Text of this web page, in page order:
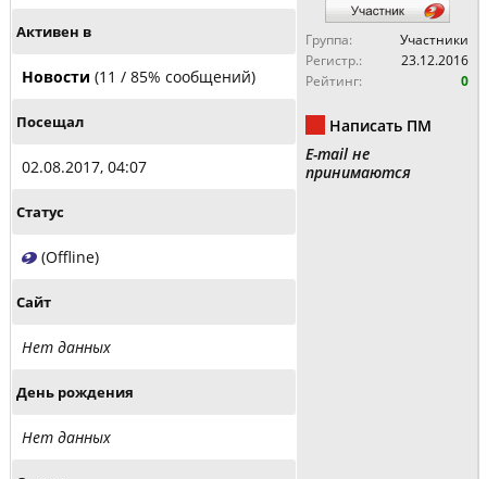
Группа:
Участники
Регистр.:
23.12.2016
Рейтинг:
0
Написать ПМ
E-mail не
принимаются
Активен в
Новости (11 / 85% сообщений)
Посещал
02.08.2017, 04:07
Статус
(Offline)
Сайт
Нет данных
День рождения
Нет данных